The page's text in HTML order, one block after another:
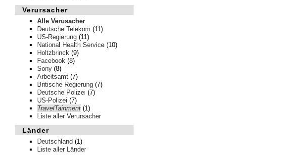
Verursacher
Alle Verusacher
Deutsche Telekom (11)
US-Regierung (11)
National Health Service (10)
Holtzbrinck (9)
Facebook (8)
Sony (8)
Arbeitsamt (7)
Britische Regierung (7)
Deutsche Polizei (7)
US-Polizei (7)
TravelTainment (1)
Liste aller Verursacher
Länder
Deutschland (1)
Liste aller Länder